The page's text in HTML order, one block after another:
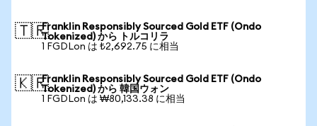
🇹🇷Franklin Responsibly Sourced Gold ETF (Ondo
Tokenized) から トルコリラ
1 FGDLon は ₺2,692.75 に相当
🇰🇷Franklin Responsibly Sourced Gold ETF (Ondo
Tokenized) から 韓国ウォン
1 FGDLon は ₩80,133.38 に相当